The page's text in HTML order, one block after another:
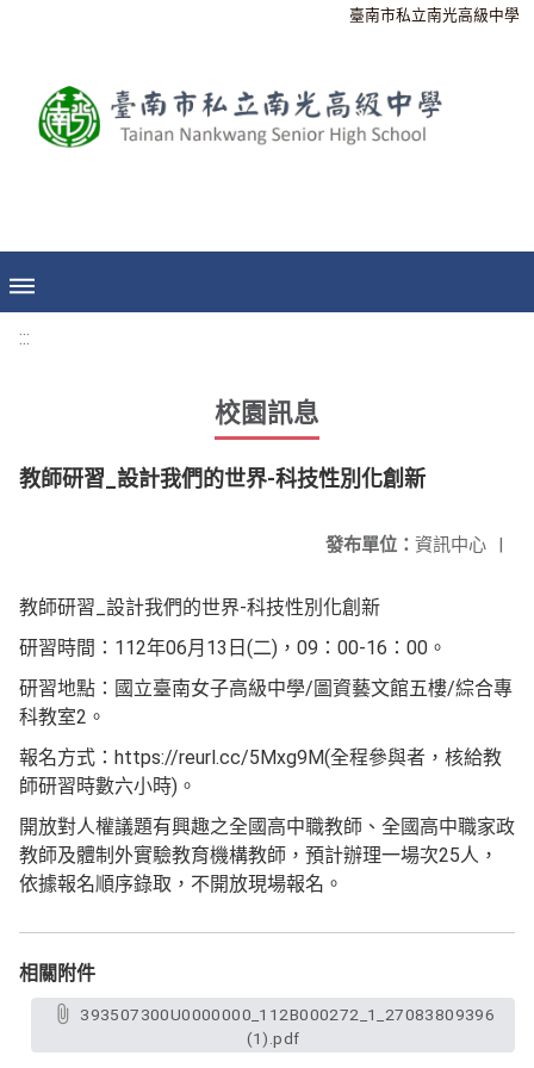
臺南市私立南光高級中學
:::
校園訊息
教師研習_設計我們的世界-科技性別化創新
發布單位： 資訊中心 |
教師研習_設計我們的世界-科技性別化創新
研習時間：112年06月13日(二)，09：00-16：00。
研習地點：國立臺南女子高級中學/圖資藝文館五樓/綜合專
科教室2。
報名方式：https://reurl.cc/5Mxg9M(全程參與者，核給教
師研習時數六小時)。
開放對人權議題有興趣之全國高中職教師、全國高中職家政
教師及體制外實驗教育機構教師，預計辦理一場次25人，
依據報名順序錄取，不開放現場報名。
相關附件
(1).pdf